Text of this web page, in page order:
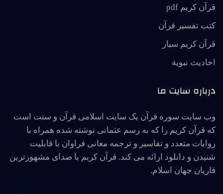
قرآن کریم pdf
کتب تفسیر قرآن
قرآن کریم سیار
احاديث نبوية
درباره سایت ما
وب سایت سوره قرآن یک سایت اسلامی قرآن و سنت است
که قرآن کریم را که به رسم عثمانی نوشته شده همراه با
روایات متعدد و تفاسیر و ترجمه معانی فراوان با قابلیت
شنیدن و دانلود ارائه می کند. قرآن کریم با صدای مشهورترین
قاریان جهان اسلام.